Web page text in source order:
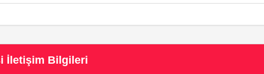
İletişim Bilgileri